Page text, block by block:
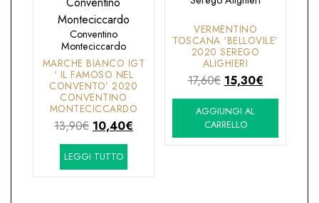
Conventino
Monteciccardo
MARCHE BIANCO IGT
‘ IL FAMOSO NEL
CONVENTO’ 2020
CONVENTINO
MONTECICCARDO
13,90€ Il
prezzo
originale
era:
10,40€Il
prezzo
è:
LEGGI TUTTO
VERMENTINO
TOSCANA ‘BELLOVILE’
2020 SEREGO
ALIGHIERI
17,60€ Il
prezzo
originale
era:
17,60€.
15,30€Il
prezzo
15,30€.
AGGIUNGI AL
CARRELLO